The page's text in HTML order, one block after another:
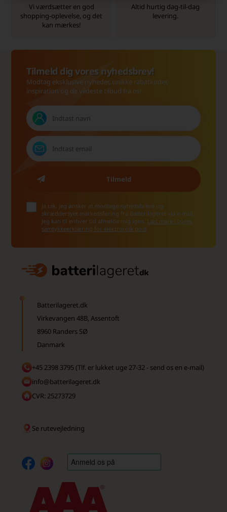
Vi værdsætter en god
shopping-oplevelse, og det
kan mærkes!
Altid hurtig dag-til-dag
levering.
Tilmeld dig vores nyhedsbrev!
Modtag eksklusive nyheder, unikke rabatkoder,
inspiration og de vildeste tilbud fra os!
Ja tak, jeg ønsker at modtage nyhedsbreve og
skræddersyet markedsføring fra Batterilageret via e-mail.
Jeg kan til enhver tid afmelde mig igen. Læs mere i vores
samtykkeerklæring for elektronisk post
Batterilageret.dk
Virkevangen 48B, Assentoft
8960 Randers SØ
Danmark
+45 2398 3795 (Tlf. er lukket uge 27-32 - send os en e-mail)
info@batterilageret.dk
CVR: 25273729
Se rutevejledning